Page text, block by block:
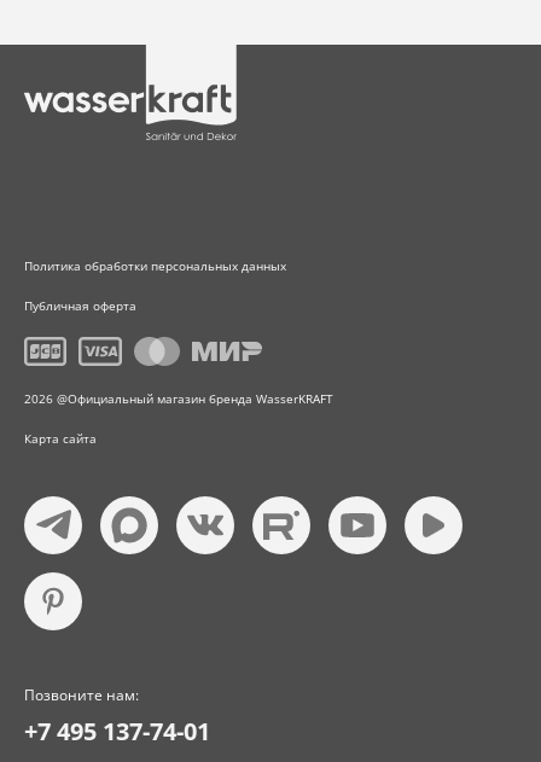
Политика обработки персональных данных
Публичная оферта
2026 @Официальный магазин бренда WasserKRAFT
Карта сайта
Позвоните нам:
+7 495 137-74-01